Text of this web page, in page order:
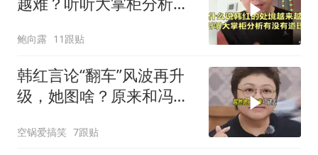
鲍向露 11跟贴
韩红言论“翻车”风波再升
级，她图啥？原来和冯小
空锅爱搞笑 7跟贴